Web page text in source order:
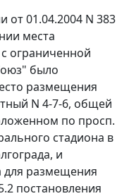
от 01.04.2004 N 383
места
ограниченной
было
размещения
N 4-7-6, общей
по просп.
стадиона в
и
для размещения
постановления